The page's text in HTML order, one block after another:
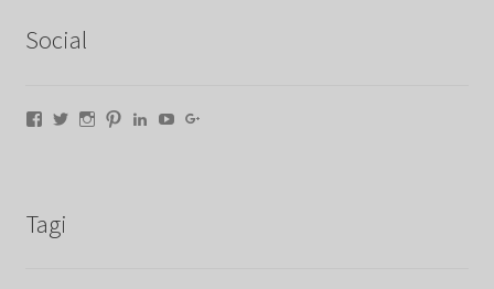
Social
Facebook
TwitterInstagram
PinterestLinkedIn
YouTube
Tagi